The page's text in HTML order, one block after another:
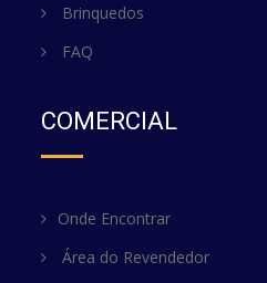
Brinquedos
FAQ
COMERCIAL
Onde Encontrar
Área do Revendedor